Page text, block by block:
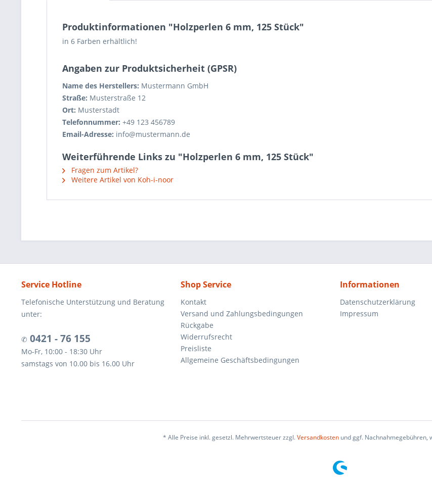
Produktinformationen "Holzperlen 6 mm, 125 Stück"
in 6 Farben erhältlich!
Angaben zur Produktsicherheit (GPSR)
Name des Herstellers: Mustermann GmbH
Straße: Musterstraße 12
Ort: Musterstadt
Telefonnummer: +49 123 456789
Email-Adresse: info@mustermann.de
Weiterführende Links zu "Holzperlen 6 mm, 125 Stück"
Fragen zum Artikel?
Weitere Artikel von Koh-i-noor
Service Hotline
Telefonische Unterstützung und Beratung
unter:
✆ 0421 - 76 155
Mo-Fr, 10:00 - 18:30 Uhr
samstags von 10.00 bis 16.00 Uhr
Shop Service
Kontakt
Versand und Zahlungsbedingungen
Rückgabe
Widerrufsrecht
Preisliste
Allgemeine Geschäftsbedingungen
Informationen
Datenschutzerklärung
Impressum
* Alle Preise inkl. gesetzl. Mehrwertsteuer zzgl.Versandkostenund ggf. Nachnahmegebühren,